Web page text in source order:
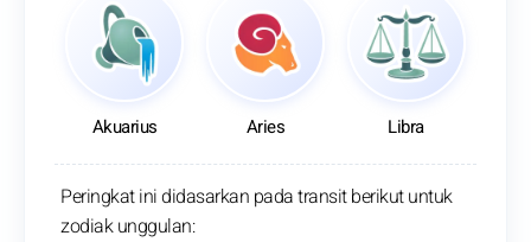
Akuarius Aries Libra
Peringkat ini didasarkan pada transit berikut untuk
zodiak unggulan: